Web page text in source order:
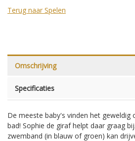
Terug naar Spelen
Omschrijving
Specificaties
De meeste baby's vinden het geweldig
bad! Sophie de giraf helpt daar graag
zwemband (in blauw of groen) kan